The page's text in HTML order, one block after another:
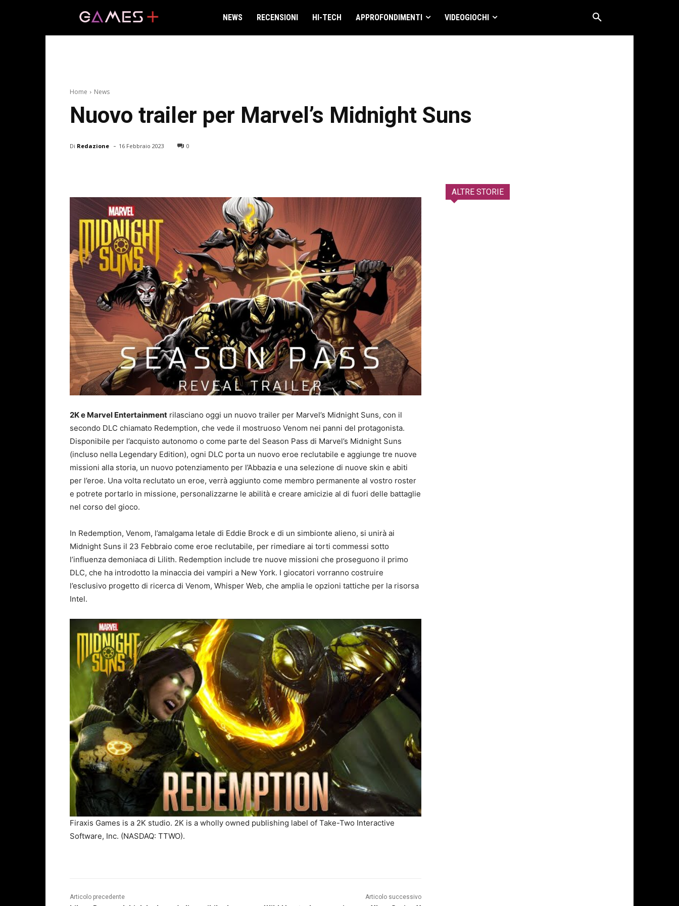
NEWS RECENSIONI HI-TECH APPROFONDIMENTI VIDEOGIOCHI
Home News
Nuovo trailer per Marvel’s Midnight Suns
Di Redazione - 16 Febbraio 2023 0
2K e Marvel Entertainment rilasciano oggi un nuovo trailer per Marvel’s Midnight Suns, con il
secondo DLC chiamato Redemption, che vede il mostruoso Venom nei panni del protagonista.
Disponibile per l’acquisto autonomo o come parte del Season Pass di Marvel’s Midnight Suns
(incluso nella Legendary Edition), ogni DLC porta un nuovo eroe reclutabile e aggiunge tre nuove
missioni alla storia, un nuovo potenziamento per l’Abbazia e una selezione di nuove skin e abiti
per l’eroe. Una volta reclutato un eroe, verrà aggiunto come membro permanente al vostro roster
e potrete portarlo in missione, personalizzarne le abilità e creare amicizie al di fuori delle battaglie
nel corso del gioco.
In Redemption, Venom, l’amalgama letale di Eddie Brock e di un simbionte alieno, si unirà ai
Midnight Suns il 23 Febbraio come eroe reclutabile, per rimediare ai torti commessi sotto
l’influenza demoniaca di Lilith. Redemption include tre nuove missioni che proseguono il primo
DLC, che ha introdotto la minaccia dei vampiri a New York. I giocatori vorranno costruire
l’esclusivo progetto di ricerca di Venom, Whisper Web, che amplia le opzioni tattiche per la risorsa
Intel.
Firaxis Games is a 2K studio. 2K is a wholly owned publishing label of Take-Two Interactive
Software, Inc. (NASDAQ: TTWO).
Articolo precedente Articolo successivo
ALTRE STORIE